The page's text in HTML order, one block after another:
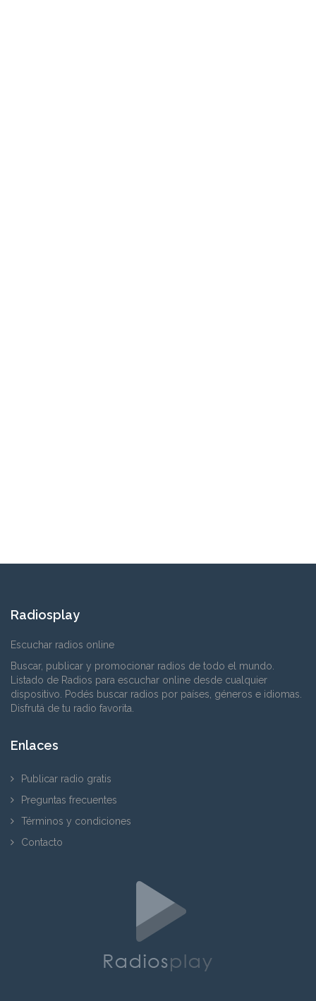
Radiosplay
Escuchar radios online
Buscar, publicar y promocionar radios de todo el mundo.
Listado de Radios para escuchar online desde cualquier
dispositivo. Podés buscar radios por países, géneros e idiomas.
Disfrutá de tu radio favorita.
Enlaces
Publicar radio gratis
Preguntas frecuentes
Términos y condiciones
Contacto